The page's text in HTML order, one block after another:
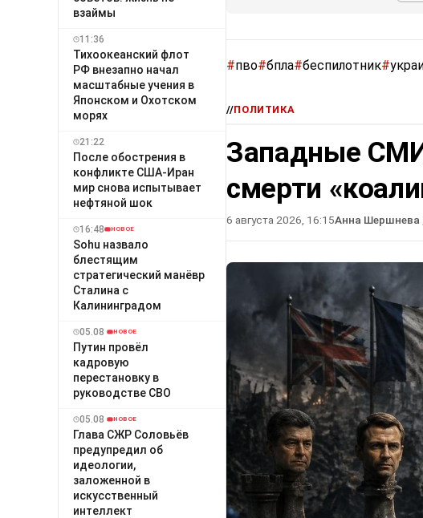
взаймы
11:36
Тихоокеанский флот
РФ внезапно начал
масштабные учения в
Японском и Охотском
морях
21:22
После обострения в
конфликте США-Иран
мир снова испытывает
нефтяной шок
16:48 НОВОЕ
Sohu назвало
блестящим
стратегический манёвр
Сталина с
Калининградом
05.08 НОВОЕ
Путин провёл
кадровую
перестановку в
руководстве СВО
05.08 НОВОЕ
Глава СЖР Соловьёв
предупредил об
идеологии,
заложенной в
искусственный
интеллект
#пво#бпла#беспилотник#
//ПОЛИТИКА
Западные
смерти
6 августа 2026, 16:15Анна Шершнева